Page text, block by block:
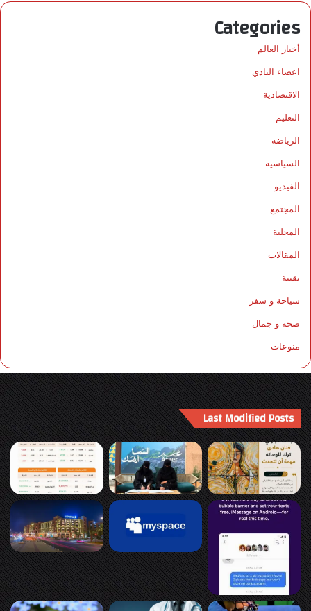
Categories
أخبار العالم
اعضاء النادي
الاقتصادية
التعليم
الرياضة
السياسية
الفيديو
المجتمع
المحلية
المقالات
تقنية
سياحة و سفر
صحة و جمال
منوعات
Last Modified Posts